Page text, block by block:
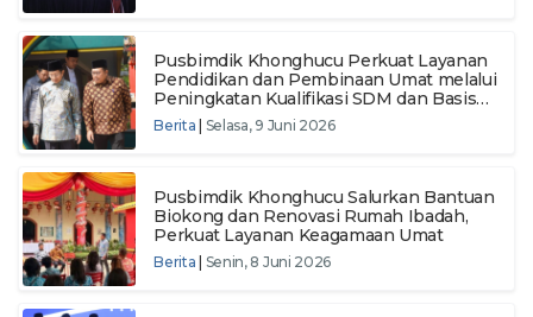
Pusbimdik Khonghucu Perkuat Layanan
Pendidikan dan Pembinaan Umat melalui
Peningkatan Kualifikasi SDM dan Basis
Data Nasional
Berita Selasa, 9 Juni 2026
Pusbimdik Khonghucu Salurkan Bantuan
Biokong dan Renovasi Rumah Ibadah,
Perkuat Layanan Keagamaan Umat
Berita| Senin, 8 Juni 2026